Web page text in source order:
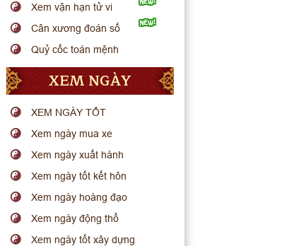
Xem vận hạn tử vi
Cân xương đoán số
Quỷ cốc toán mệnh
XEM NGÀY
XEM NGÀY TỐT
Xem ngày mua xe
Xem ngày xuất hành
Xem ngày tốt kết hôn
Xem ngày hoàng đạo
Xem ngày động thổ
Xem ngày tốt xây dựng